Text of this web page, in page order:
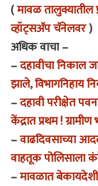
(मावळ तालुक्यातील
व्हॉट्सअ‍ॅप चॅनेलवर)
अधिक वाचा –
–दहावीचा निकाल
झाले, विभागनिहाय
–दहावी परीक्षेत
केंद्रात प्रथम !
–वाढदिवसाच्या
वाहतूक पोलिसाला
–मावळात